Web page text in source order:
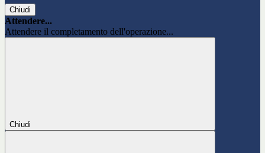
Chiudi
Attendere...
Attendere il completamento dell'operazione...
Chiudi